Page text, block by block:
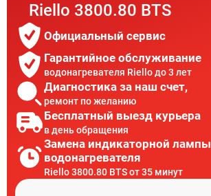
Riello 3800.80 BTS
Официальный сервис
Гарантийное обслуживание
водонагревателя Riello до 3 лет
Диагностика за наш счет,
ремонт по желанию
Бесплатный выезд курьера
в день обращения
Замена индикаторной лампы
водонагревателя
Riello 3800.80 BTS от 35 минут